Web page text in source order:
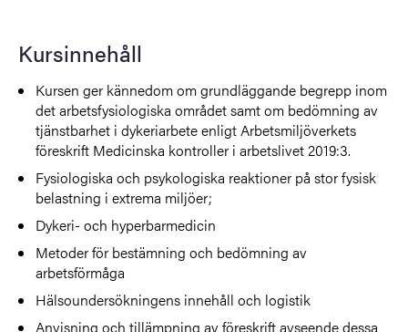
Kursinnehåll
Kursen ger kännedom om grundläggande begrepp inom
det arbetsfysiologiska området samt om bedömning av
tjänstbarhet i dykeriarbete enligt Arbetsmiljöverkets
föreskrift Medicinska kontroller i arbetslivet 2019:3.
Fysiologiska och psykologiska reaktioner på stor fysisk
belastning i extrema miljöer;
Dykeri- och hyperbarmedicin
Metoder för bestämning och bedömning av
arbetsförmåga
Hälsoundersökningens innehåll och logistik
Anvisning och tillämpning av föreskrift avseende dessa